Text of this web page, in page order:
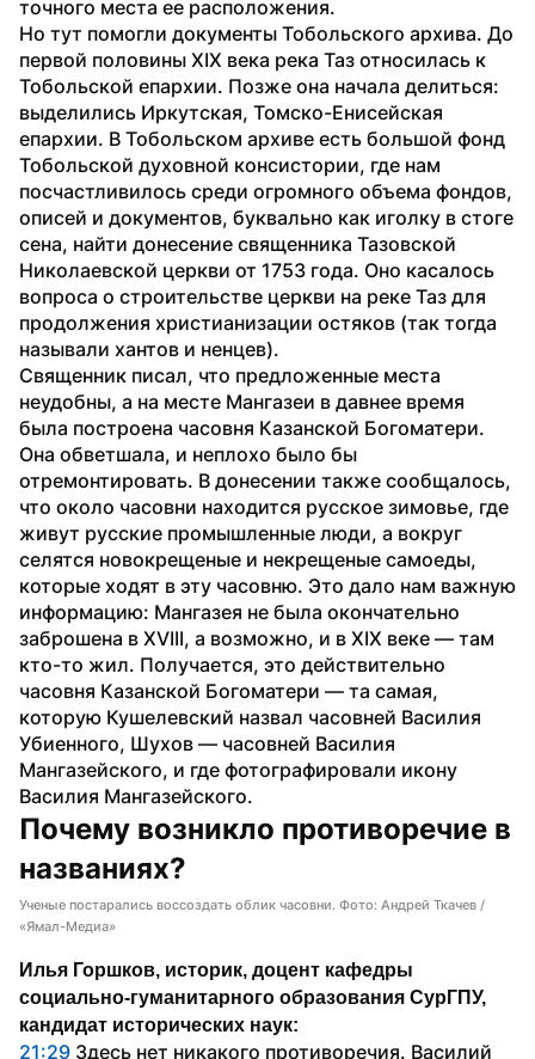
точного места ее расположения.
Но тут помогли документы Тобольского архива. До
первой половины XIX века река Таз относилась к
Тобольской епархии. Позже она начала делиться:
выделились Иркутская, Томско-Енисейская
епархии. В Тобольском архиве есть большой фонд
Тобольской духовной консистории, где нам
посчастливилось среди огромного объема фондов,
описей и документов, буквально как иголку в стоге
сена, найти донесение священника Тазовской
Николаевской церкви от 1753 года. Оно касалось
вопроса о строительстве церкви на реке Таз для
продолжения христианизации остяков (так тогда
называли хантов и ненцев).
Священник писал, что предложенные места
неудобны, а на месте Мангазеи в давнее время
была построена часовня Казанской Богоматери.
Она обветшала, и неплохо было бы
отремонтировать. В донесении также сообщалось,
что около часовни находится русское зимовье, где
живут русские промышленные люди, а вокруг
селятся новокрещеные и некрещеные самоеды,
которые ходят в эту часовню. Это дало нам важную
информацию: Мангазея не была окончательно
заброшена в XVIII, а возможно, и в XIX веке — там
кто-то жил. Получается, это действительно
часовня Казанской Богоматери — та самая,
которую Кушелевский назвал часовней Василия
Убиенного, Шухов — часовней Василия
Мангазейского, и где фотографировали икону
Василия Мангазейского.
Почему возникло противоречие в
названиях?
Ученые постарались воссоздать облик часовни. Фото: Андрей Ткачев /
«Ямал-Медиа»
Илья Горшков, историк, доцент кафедры
социально-гуманитарного образования СурГПУ,
кандидат исторических наук:
21:29 Здесь нет никакого противоречия. Василий